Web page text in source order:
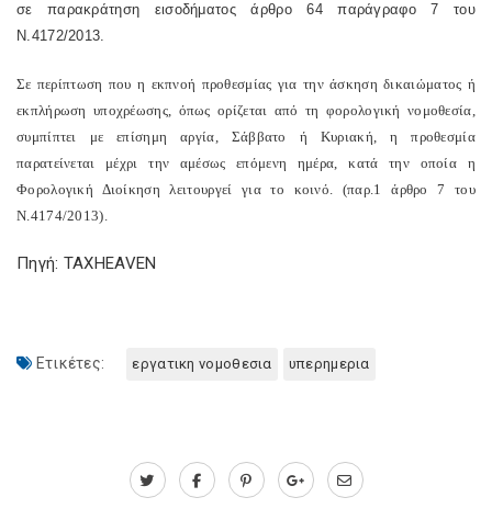
σε παρακράτηση εισοδήματος άρθρο 64 παράγραφο 7 του
Ν.4172/2013.
Σε περίπτωση που η εκπνοή προθεσμίας για την άσκηση δικαιώματος ή
εκπλήρωση υποχρέωσης, όπως ορίζεται από τη φορολογική νομοθεσία,
συμπίπτει με επίσημη αργία, Σάββατο ή Κυριακή, η προθεσμία
παρατείνεται μέχρι την αμέσως επόμενη ημέρα, κατά την οποία η
Φορολογική Διοίκηση λειτουργεί για το κοινό. (παρ.1 άρθρο 7 του
Ν.4174/2013).
Πηγή: TAXHEAVEN
Ετικέτες: εργατικη νομοθεσια υπερημερια